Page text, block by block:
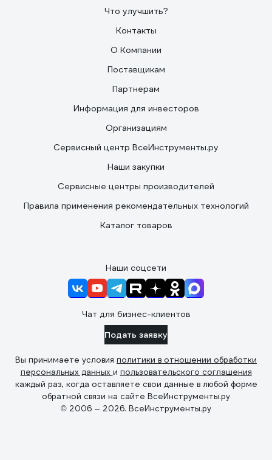
Что улучшить?
Контакты
О Компании
Поставщикам
Партнерам
Информация для инвесторов
Организациям
Сервисный центр ВсеИнструменты.ру
Наши закупки
Сервисные центры производителей
Правила применения рекомендательных технологий
Каталог товаров
Наши соцсети
Чат для бизнес-клиентов
Подать заявку
Вы принимаете условия политики в отношении обработки
персональных данных и пользовательского соглашения
каждый раз, когда оставляете свои данные в любой форме
обратной связи на сайте ВсеИнструменты.ру
© 2006 — 2026. ВсеИнструменты.ру